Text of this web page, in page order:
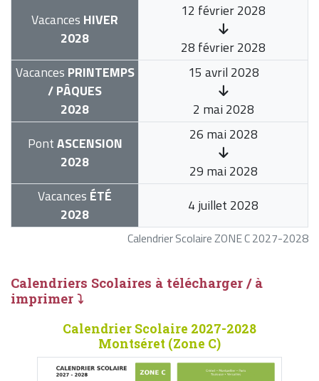
Calendrier Scolaire ZONE C 2027-2028
Vacances HIVER
2028
12 février 2028
28 février 2028
Vacances PRINTEMPS
/ PÂQUES
2028
15 avril 2028
2 mai 2028
PontASCENSION
2028
26 mai 2028
29 mai 2028
Vacances ÉTÉ
2028
4 juillet 2028
Calendriers Scolaires à télécharger / à
imprimer ⤵
Calendrier Scolaire 2027-2028
Montséret (Zone C)